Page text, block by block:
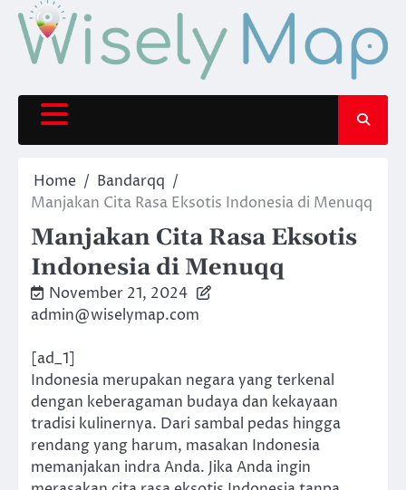
Skip
content
Home
Bandarqq
Manjakan Cita Rasa Eksotis Indonesia di Menuqq
Manjakan Cita Rasa Eksotis
Indonesia di Menuqq
November 21, 2024
admin@wiselymap.com
[ad_1]
Indonesia merupakan negara yang terkenal
dengan keberagaman budaya dan kekayaan
tradisi kulinernya. Dari sambal pedas hingga
rendang yang harum, masakan Indonesia
memanjakan indra Anda. Jika Anda ingin